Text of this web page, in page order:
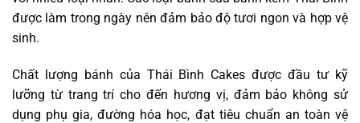
được làm trong ngày nên đảm bảo độ tươi ngon và hợp vệ
sinh.
Chất lượng bánh của Thái Bình Cakes được đầu tư kỹ
lưỡng từ trang trí cho đến hương vị, đảm bảo không sử
dụng phụ gia, đường hóa học, đạt tiêu chuẩn an toàn vệ